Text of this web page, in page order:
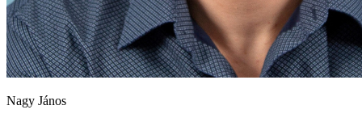
Nagy János